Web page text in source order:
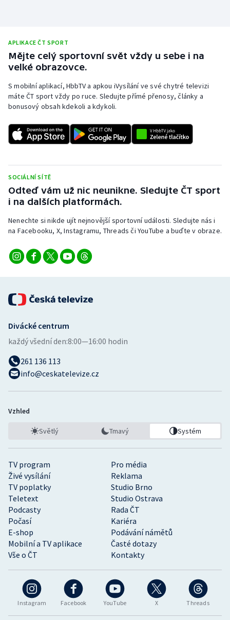
Ragby
Rychlobruslení
Rychlostní kanoistika
Sportovní střelba
Stolní tenis
Triatlon
Veslování
Volejbal
APLIKACE ČT SPORT
Mějte celý sportovní svět vždy u sebe i na
velké obrazovce.
S mobilní aplikací, HbbTV a apkou iVysílání ve své chytré televizi
máte ČT sport vždy po ruce. Sledujte přímé přenosy, články a
bonusový obsah kdekoli a kdykoli.
SOCIÁLNÍ SÍTĚ
Odteď vám už nic neunikne. Sledujte ČT sport
i na dalších platformách.
Nenechte si nikde ujít nejnovější sportovní události. Sledujte nás i
na Facebooku, X, Instagramu, Threads či YouTube a buďte v obraze.
Instagram Facebook YouTube X Threads
TV program
Pro média
Živé vysílání
Reklama
TV poplatky
Studio Brno
Teletext
Studio Ostrava
Podcasty
Rada ČT
Počasí
Kariéra
E-shop
Podávání námětů
Mobilní a TV aplikace
Časté dotazy
Vše o ČT
Kontakty
Divácké centrum
každý všední den:8:00—16:00 hodin
261 136 113
info@ceskatelevize.cz
Vzhled
Světlý Tmavý Systém